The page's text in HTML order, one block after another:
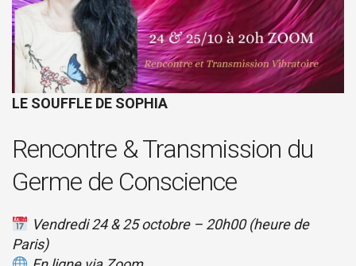
LE SOUFFLE DE SOPHIA
Rencontre & Transmission du
Germe de Conscience
Vendredi 24 & 25 octobre – 20h00 (heure de
Paris)